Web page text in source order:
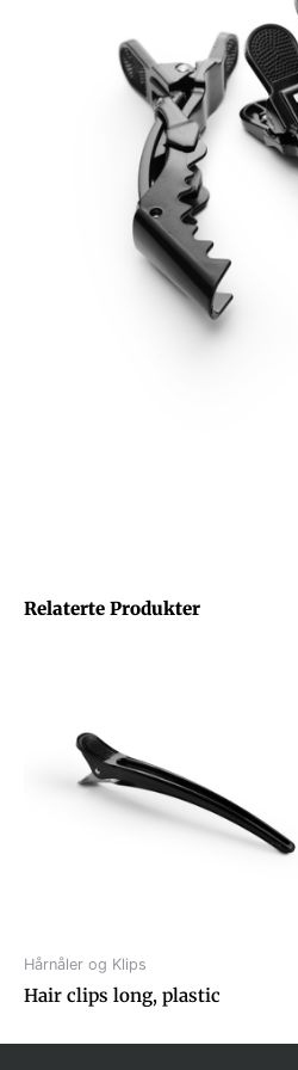
Relaterte Produkter
Hårnåler og Klips
Hair clips long, plastic